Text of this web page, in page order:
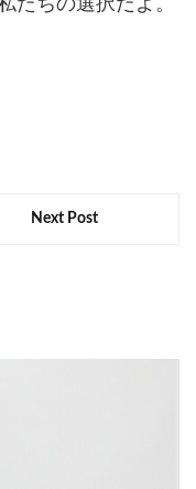
たちの選択だよ。
Next Post